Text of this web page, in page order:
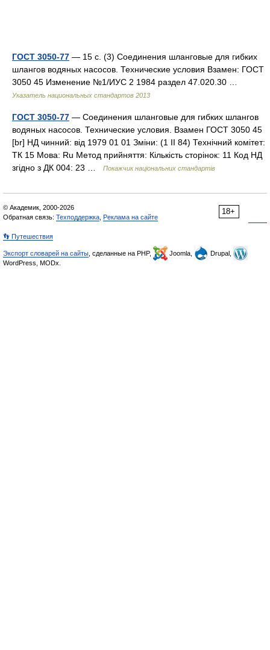
ГОСТ 3050-77 — 15 с. (3) Соединения шланговые для гибких
шлангов водяных насосов. Технические условия Взамен: ГОСТ
3050 45 Изменение №1/ИУС 2 1984 раздел 47.020.30 …
Указатель национальных стандартов 2013
ГОСТ 3050-77 — Соединения шланговые для гибких шлангов
водяных насосов. Технические условия. Взамен ГОСТ 3050 45
[br] НД чинний: від 1979 01 01 Зміни: (1 II 84) Технічний комітет:
ТК 15 Мова: Ru Метод прийняття: Кількість сторінок: 11 Код НД
згідно з ДК 004: 23 …
Покажчик національних стандартів
18+
© Академик, 2000-2026
Обратная связь: Техподдержка Реклама на сайте
👣 Путешествия
Экспорт словарей на сайты , сделанные на PHP, Joomla,
Drupal,
WordPress, MODx.